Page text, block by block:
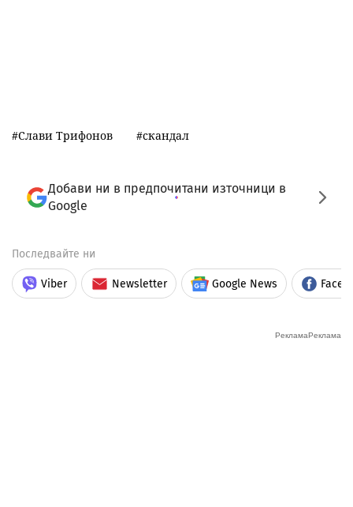
Слави Трифонов скандал
Добави ни в предпочитани източници в
Google
Последвайте ни
Viber Newsletter Google News